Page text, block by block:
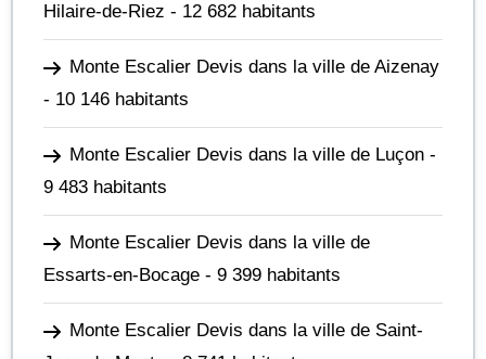
Hilaire-de-Riez - 12 682 habitants
Monte Escalier Devis dans la ville de Aizenay
- 10 146 habitants
Monte Escalier Devis dans la ville de Luçon -
9 483 habitants
Monte Escalier Devis dans la ville de
Essarts-en-Bocage - 9 399 habitants
Monte Escalier Devis dans la ville de Saint-